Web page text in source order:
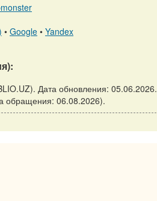
• Google • Yandex
Дата обновления: 05.06.2026.
обращения: 06.08.2026).